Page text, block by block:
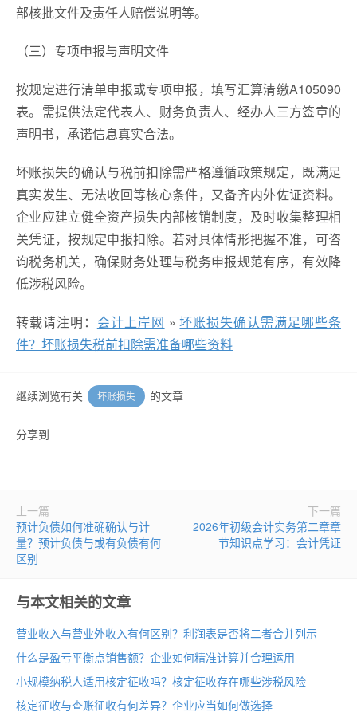
部核批文件及责任人赔偿说明等。
（三）专项申报与声明文件
按规定进行清单申报或专项申报，填写汇算清缴A105090
表。需提供法定代表人、财务负责人、经办人三方签章的
声明书，承诺信息真实合法。
坏账损失的确认与税前扣除需严格遵循政策规定，既满足
真实发生、无法收回等核心条件，又备齐内外佐证资料。
企业应建立健全资产损失内部核销制度，及时收集整理相
关凭证，按规定申报扣除。若对具体情形把握不准，可咨
询税务机关，确保财务处理与税务申报规范有序，有效降
低涉税风险。
转载请注明： 会计上岸网 »坏账损失确认需满足哪些条
件？坏账损失税前扣除需准备哪些资料
继续浏览有关 坏账损失 的文章
分享到
上一篇
预计负债如何准确确认与计
量？预计负债与或有负债有何
区别
下一篇
2026年初级会计实务第二章章
节知识点学习：会计凭证
与本文相关的文章
营业收入与营业外收入有何区别？利润表是否将二者合并列示
什么是盈亏平衡点销售额？企业如何精准计算并合理运用
小规模纳税人适用核定征收吗？核定征收存在哪些涉税风险
核定征收与查账征收有何差异？企业应当如何做选择